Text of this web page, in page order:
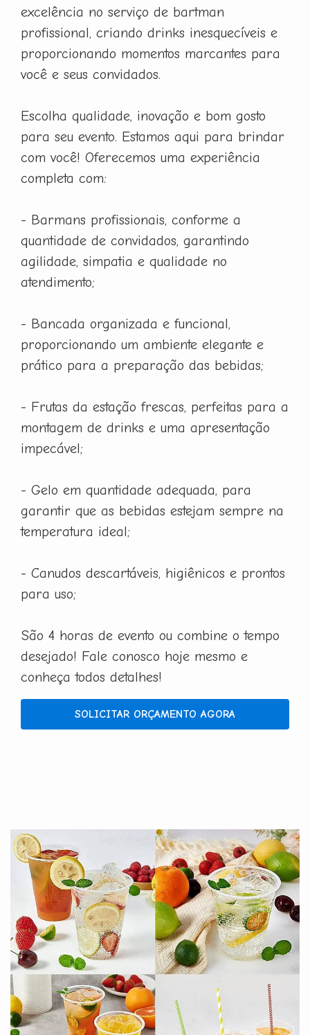
excelência no serviço de bartman
profissional, criando drinks inesquecíveis e
proporcionando momentos marcantes para
você e seus convidados.
Escolha qualidade, inovação e bom gosto
para seu evento. Estamos aqui para brindar
com você! Oferecemos uma experiência
completa com:
- Barmans profissionais, conforme a
quantidade de convidados, garantindo
agilidade, simpatia e qualidade no
atendimento;
- Bancada organizada e funcional,
proporcionando um ambiente elegante e
prático para a preparação das bebidas;
- Frutas da estação frescas, perfeitas para a
montagem de drinks e uma apresentação
impecável;
- Gelo em quantidade adequada, para
garantir que as bebidas estejam sempre na
temperatura ideal;
- Canudos descartáveis, higiênicos e prontos
para uso;
São 4 horas de evento ou combine o tempo
desejado! Fale conosco hoje mesmo e
conheça todos detalhes!
SOLICITAR ORÇAMENTO AGORA